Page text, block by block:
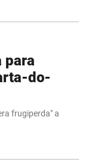
para
do-
frugiperda" a